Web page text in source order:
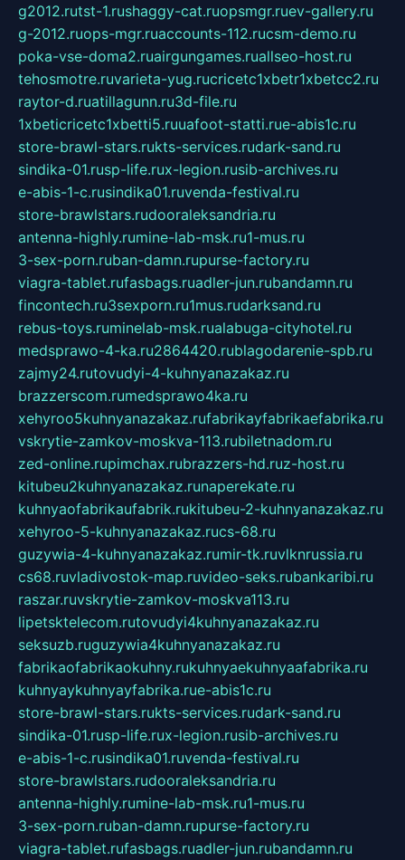
g2012.rutst-1.rushaggy-cat.ruopsmgr.ruev-gallery.ru
g-2012.ruops-mgr.ruaccounts-112.rucsm-demo.ru
poka-vse-doma2.ruairgungames.ruallseo-host.ru
tehosmotre.ruvarieta-yug.rucricetc1xbetr1xbetcc2.ru
raytor-d.ruatillagunn.ru3d-file.ru
1xbeticricetc1xbetti5.ruuafoot-statti.rue-abis1c.ru
store-brawl-stars.rukts-services.rudark-sand.ru
sindika-01.rusp-life.rux-legion.rusib-archives.ru
e-abis-1-c.rusindika01.ruvenda-festival.ru
store-brawlstars.rudooraleksandria.ru
antenna-highly.rumine-lab-msk.ru1-mus.ru
3-sex-porn.ruban-damn.rupurse-factory.ru
viagra-tablet.rufasbags.ruadler-jun.rubandamn.ru
fincontech.ru3sexporn.ru1mus.rudarksand.ru
rebus-toys.ruminelab-msk.rualabuga-cityhotel.ru
medsprawo-4-ka.ru2864420.rublagodarenie-spb.ru
zajmy24.rutovudyi-4-kuhnyanazakaz.ru
brazzerscom.rumedsprawo4ka.ru
xehyroo5kuhnyanazakaz.rufabrikayfabrikaefabrika.ru
vskrytie-zamkov-moskva-113.rubiletnadom.ru
zed-online.rupimchax.rubrazzers-hd.ruz-host.ru
kitubeu2kuhnyanazakaz.runaperekate.ru
kuhnyaofabrikaufabrik.rukitubeu-2-kuhnyanazakaz.ru
xehyroo-5-kuhnyanazakaz.rucs-68.ru
guzywia-4-kuhnyanazakaz.rumir-tk.ruvlknrussia.ru
cs68.ruvladivostok-map.ruvideo-seks.rubankaribi.ru
raszar.ruvskrytie-zamkov-moskva113.ru
lipetsktelecom.rutovudyi4kuhnyanazakaz.ru
seksuzb.ruguzywia4kuhnyanazakaz.ru
fabrikaofabrikaokuhny.rukuhnyaekuhnyaafabrika.ru
kuhnyaykuhnyayfabrika.rue-abis1c.ru
store-brawl-stars.rukts-services.rudark-sand.ru
sindika-01.rusp-life.rux-legion.rusib-archives.ru
e-abis-1-c.rusindika01.ruvenda-festival.ru
store-brawlstars.rudooraleksandria.ru
antenna-highly.rumine-lab-msk.ru1-mus.ru
3-sex-porn.ruban-damn.rupurse-factory.ru
viagra-tablet.rufasbags.ruadler-jun.rubandamn.ru